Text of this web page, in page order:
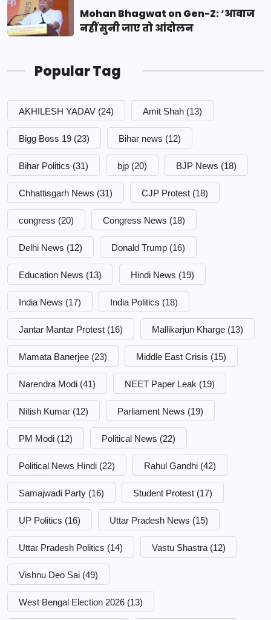
Mohan Bhagwat on Gen-Z: ‘आवाज
नहीं सुनी जाए तो आंदोलन
Popular Tag
AKHILESH YADAV (24) Amit Shah (13)
Bigg Boss 19 (23) Bihar news (12)
Bihar Politics (31) bjp (20) BJP News (18)
Chhattisgarh News (31) CJP Protest (18)
congress (20) Congress News (18)
Delhi News (12) Donald Trump (16)
Education News (13) Hindi News (19)
India News (17) India Politics (18)
Jantar Mantar Protest (16) Mallikarjun Kharge (13)
Mamata Banerjee (23) Middle East Crisis (15)
Narendra Modi (41) NEET Paper Leak (19)
Nitish Kumar (12) Parliament News (19)
PM Modi (12) Political News (22)
Political News Hindi (22) Rahul Gandhi (42)
Samajwadi Party (16) Student Protest (17)
UP Politics (16) Uttar Pradesh News (15)
Uttar Pradesh Politics (14) Vastu Shastra (12)
Vishnu Deo Sai (49)
West Bengal Election 2026 (13)